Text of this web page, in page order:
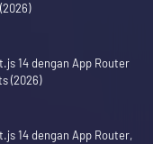
14 dengan App Router
(2026)
14 dengan App Router,